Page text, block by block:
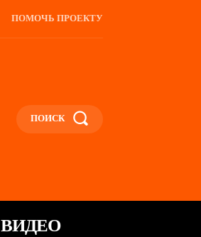
ПОМОЧЬ ПРОЕКТУ
ПОИСК
ВИДЕО